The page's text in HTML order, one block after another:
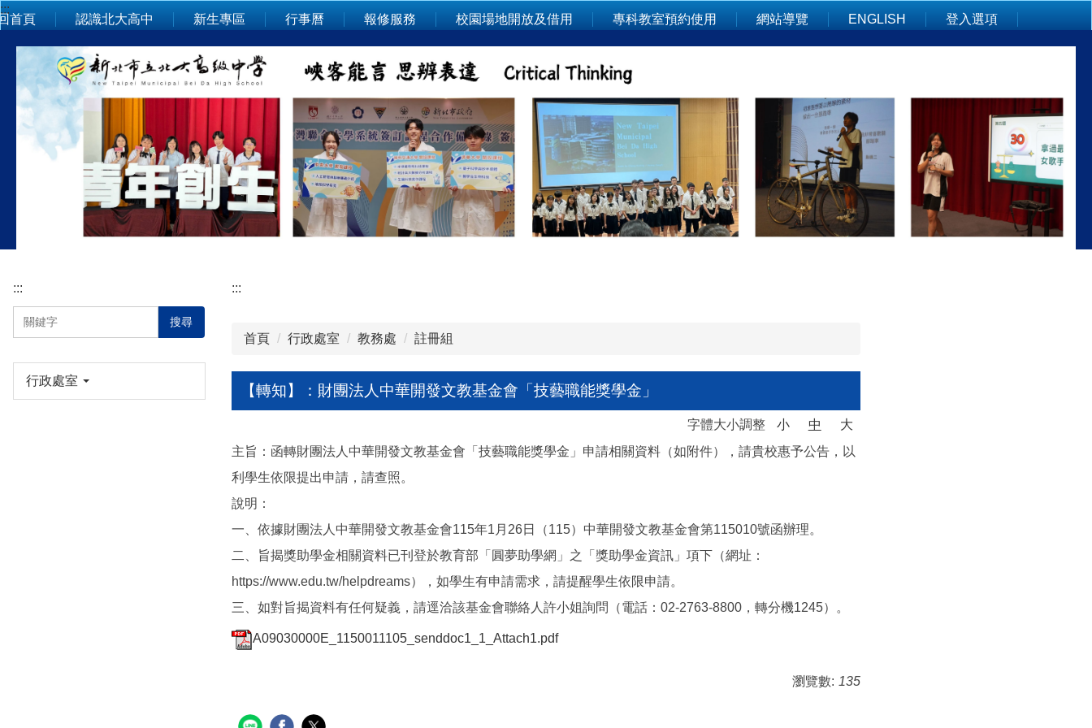
跳
到
主
內
容
:::
首頁 認識北大高中 新生專區 行事曆 報修服務 校園場地開放及借用 專科教室預約使用 網站導覽 ENGLISH 登入選項
:::
搜尋
行政處室
:::
首頁 行政處室 教務處 註冊組
【轉知】：財團法人中華開發文教基金會「技藝職能獎學金」
字體大小調整 小 中
大
主旨：函轉財團法人中華開發文教基金會「技藝職能獎學金」申請相關資料（如附件），請貴校惠予公告，以
利學生依限提出申請，請查照。
說明：
一、依據財團法人中華開發文教基金會115年1月26日（115）中華開發文教基金會第115010號函辦理。
二、旨揭獎助學金相關資料已刊登於教育部「圓夢助學網」之「獎助學金資訊」項下（網址：
https://www.edu.tw/helpdreams），如學生有申請需求，請提醒學生依限申請。
三、如對旨揭資料有任何疑義，請逕洽該基金會聯絡人許小姐詢問（電話：02-2763-8800，轉分機1245）。
A09030000E_1150011105_senddoc1_1_Attach1.pdf
瀏覽數: 135